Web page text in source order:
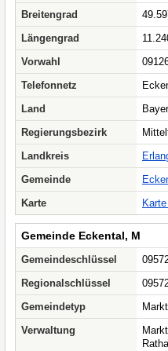
Breitengrad
Längengrad
Vorwahl
Telefonnetz
Land
Regierungsbezirk
Landkreis
Gemeinde
Karte
Gemeinde Eckental, M
Gemeindeschlüssel
Regionalschlüssel
Gemeindetyp
Markt
Verwaltung